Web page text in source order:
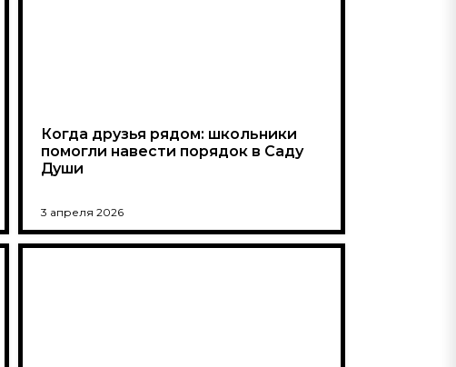
Когда друзья рядом: школьники
помогли навести порядок в Саду
Души
3 апреля 2026